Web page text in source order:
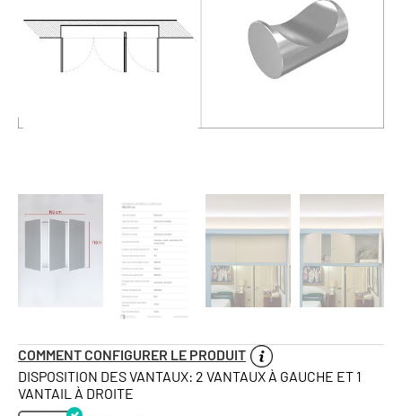
COMMENT CONFIGURER LE PRODUIT
DISPOSITION DES VANTAUX: 2 VANTAUX À GAUCHE ET 1
VANTAIL À DROITE